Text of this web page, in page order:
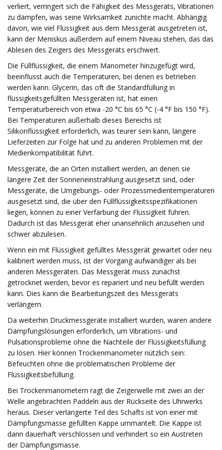
verliert, verringert sich die Fähigkeit des Messgeräts, Vibrationen
zu dämpfen, was seine Wirksamkeit zunichte macht. Abhängig
davon, wie viel Flüssigkeit aus dem Messgerät ausgetreten ist,
kann der Meniskus außerdem auf einem Niveau stehen, das das
Ablesen des Zeigers des Messgeräts erschwert.
Die Füllflüssigkeit, die einem Manometer hinzugefügt wird,
beeinflusst auch die Temperaturen, bei denen es betrieben
werden kann. Glycerin, das oft die Standardfüllung in
flüssigkeitsgefüllten Messgeräten ist, hat einen
Temperaturbereich von etwa -20 °C bis 65 °C (-4 °F bis 150 °F).
Bei Temperaturen außerhalb dieses Bereichs ist
Silikonflüssigkeit erforderlich, was teurer sein kann, längere
Lieferzeiten zur Folge hat und zu anderen Problemen mit der
Medienkompatibilität führt.
Messgeräte, die an Orten installiert werden, an denen sie
längere Zeit der Sonneneinstrahlung ausgesetzt sind, oder
Messgeräte, die Umgebungs- oder Prozessmedientemperaturen
ausgesetzt sind, die über den Füllflüssigkeitsspezifikationen
liegen, können zu einer Verfärbung der Flüssigkeit führen.
Dadurch ist das Messgerät eher unansehnlich anzusehen und
schwer abzulesen.
Wenn ein mit Flüssigkeit gefülltes Messgerät gewartet oder neu
kalibriert werden muss, ist der Vorgang aufwändiger als bei
anderen Messgeräten. Das Messgerät muss zunächst
getrocknet werden, bevor es repariert und neu befüllt werden
kann. Dies kann die Bearbeitungszeit des Messgeräts
verlängern.
Da weiterhin Druckmessgeräte installiert wurden, waren andere
Dämpfungslösungen erforderlich, um Vibrations- und
Pulsationsprobleme ohne die Nachteile der Flüssigkeitsfüllung
zu lösen. Hier können Trockenmanometer nützlich sein:
Befeuchten ohne die problematischen Probleme der
Flüssigkeitsbefüllung.
Bei Trockenmanometern ragt die Zeigerwelle mit zwei an der
Welle angebrachten Paddeln aus der Rückseite des Uhrwerks
heraus. Dieser verlängerte Teil des Schafts ist von einer mit
Dämpfungsmasse gefüllten Kappe ummantelt. Die Kappe ist
dann dauerhaft verschlossen und verhindert so ein Austreten
der Dämpfungsmasse.